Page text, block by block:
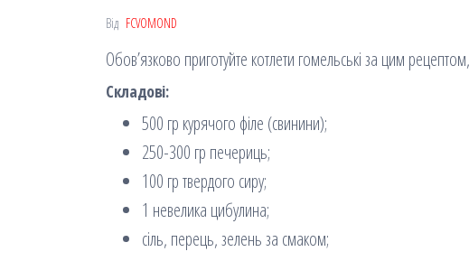
Від FCVOMOND
Обов’язково приготуйте котлети гомельські за цим
Складові:
500 гр курячого філе (свинини);
250-300 гр печериць;
100 гр твердого сиру;
1 невелика цибулина;
сіль, перець, зелень за смаком;